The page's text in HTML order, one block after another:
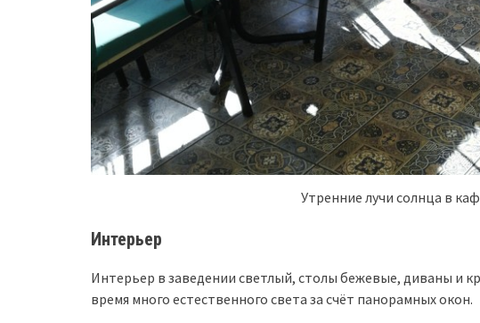
Утренние лучи солнца в
Интерьер
Интерьер в заведении светлый, столы бежевые, диваны и
время много естественного света за счёт панорамных окон.